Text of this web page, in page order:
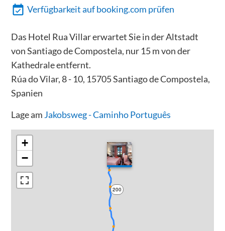
Verfügbarkeit auf booking.com prüfen
Das Hotel Rua Villar erwartet Sie in der Altstadt
von Santiago de Compostela, nur 15 m von der
Kathedrale entfernt.
Rúa do Vilar, 8 - 10, 15705 Santiago de Compostela,
Spanien
Lage am Jakobsweg - Caminho Português
200
+
−